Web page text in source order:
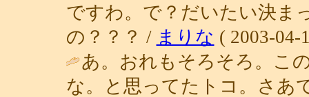
ですわ。で？だいたい決ま
の？？？ / まりな ( 2003-04-
あ。おれもそろそろ。こ
な。と思ってたトコ。さあ